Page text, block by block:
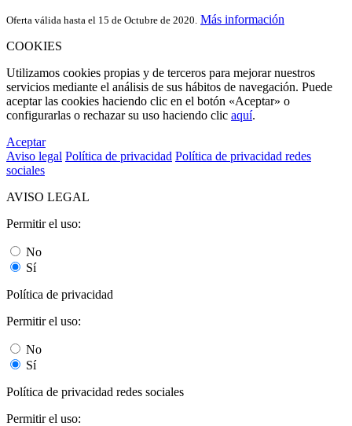
Oferta válida hasta el 15 de Octubre de 2020. Más información
COOKIES
Utilizamos cookies propias y de terceros para mejorar nuestros
servicios mediante el análisis de sus hábitos de navegación. Puede
aceptar las cookies haciendo clic en el botón «Aceptar» o
configurarlas o rechazar su uso haciendo clic aquí.
Aceptar
Aviso legal Política de privacidad Política de privacidad redes
sociales
AVISO LEGAL
Permitir el uso:
No
Sí
Política de privacidad
Permitir el uso:
No
Sí
Política de privacidad redes sociales
Permitir el uso: